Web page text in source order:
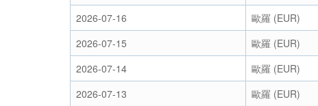
2026-07-16
歐羅 (EUR)
2026-07-15
歐羅 (EUR)
2026-07-14
歐羅 (EUR)
2026-07-13
歐羅 (EUR)